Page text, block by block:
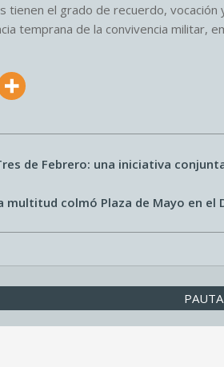
el grado de recuerdo, vocación
temprana de la convivencia militar,
de Febrero: una iniciativa
colmó Plaza de Mayo en el